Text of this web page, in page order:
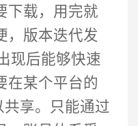
下载，用完就
，版本迭代发
现后能够快速
在某个平台的
享。只能通过